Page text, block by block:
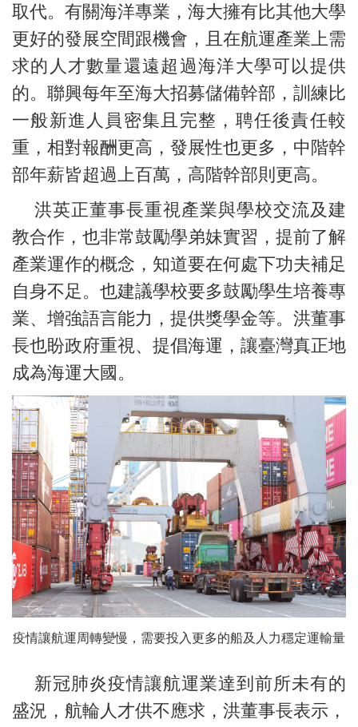
取代。有關海洋專業，海大擁有比其他大學
更好的發展空間跟機會，且在航運產業上需
求的人才數量還遠超過海洋大學可以提供
的。聯興每年至海大招募儲備幹部，訓練比
一般新進人員密集且完整，聘任後責任較
重，相對報酬更高，發展性也更多，中階幹
部年薪皆超過上百萬，高階幹部則更高。
洪英正董事長重視產業與學校交流及建
教合作，也非常鼓勵學弟妹實習，提前了解
產業運作的概念，知道要在何處下功夫補足
自身不足。也建議學校要多鼓勵學生培養專
業、增強語言能力，提供獎學金等。洪董事
長也盼政府重視、提倡海運，讓臺灣真正地
成為海運大國。
疫情讓航運周轉變慢，需要投入更多的船及人力穩定運輸量
新冠肺炎疫情讓航運業達到前所未有的
盛況，航輪人才供不應求，洪董事長表示，